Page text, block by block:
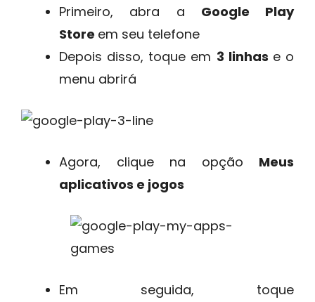
Primeiro, abra a Google Play
Store em seu telefone
Depois disso, toque em 3 linhas e o
menu abrirá
Agora, clique na opção Meus
aplicativos e jogos
Em seguida, toque